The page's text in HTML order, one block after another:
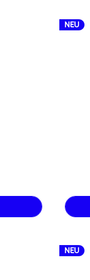
NEU
NEU